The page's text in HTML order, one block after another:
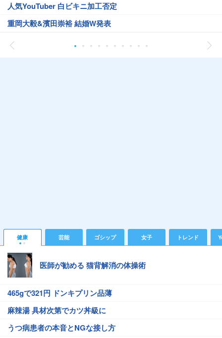
人気YouTuber 白ビキニ加工否定
重岡大毅&濱田崇裕 結婚W発表
健康 芸能 ゴシップ 女子 トレンド
医師が勧める 猫背解消の体操術
465gで321円 ドンキプリン品薄
麻辣湯 具材次第でカツ丼級に
うつ病患者の本音とNGな接し方